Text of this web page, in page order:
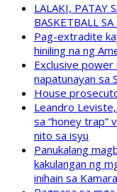
LALAKI, PATAY
BASKETBALL
Pag-extradite
hiniling na ng
Exclusive power
napatunayan sa
House
Leandro
sa “honey trap”
nito sa isyu
Panukalang
kakulangan ng
inihain sa Kamara